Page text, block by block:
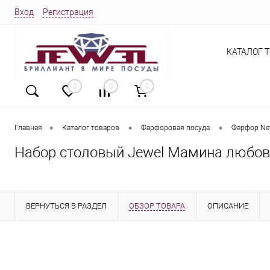
Вход Регистрация
0 0 0
КАТАЛОГ
Главная • Каталог товаров • Фарфоровая посуда • Фарфор
Набор столовый Jewel Мамина
ВЕРНУТЬСЯ В РАЗДЕЛ ОБЗОР ТОВАРА ОПИСАНИЕ